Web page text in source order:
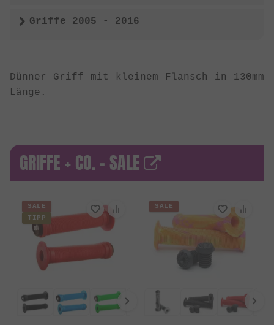
Griffe 2005 - 2016
Dünner Griff mit kleinem Flansch in 130mm
Länge.
GRIFFE + CO. - SALE
SALE
TIPP
SALE